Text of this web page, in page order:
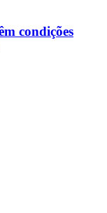
condições